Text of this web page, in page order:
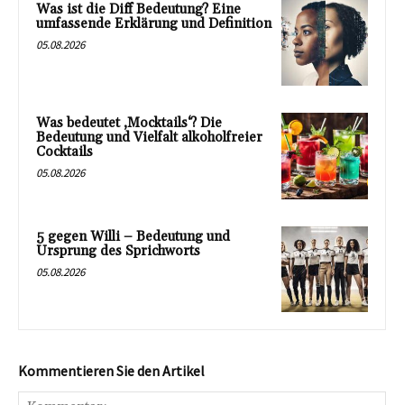
Was ist die Diff Bedeutung? Eine
umfassende Erklärung und Definition
05.08.2026
Was bedeutet ‚Mocktails‘? Die
Bedeutung und Vielfalt alkoholfreier
Cocktails
05.08.2026
5 gegen Willi – Bedeutung und
Ursprung des Sprichworts
05.08.2026
Kommentieren Sie den Artikel